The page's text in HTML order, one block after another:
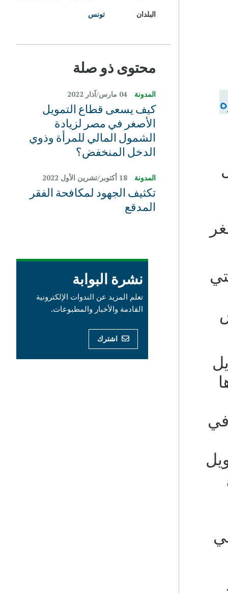
في
البلدان
تونس
محتوى ذو صلة
المدونة 04 مارس/آذار 2022
كيف يسعى قطاع التمويل
الأصغر في مصر لزيادة
الشمول المالي للمرأة وذوي
الدخل المنخفض؟
المدونة 18 أكتوبر/تشرين الأول 2022
تكثيف الجهود لمكافحة الفقر
المدقع
نشرة البوابة
تعلم المزيد عن الندوات الإلكترونية
القادمة والأخبار والمطبوعات.
اشترك